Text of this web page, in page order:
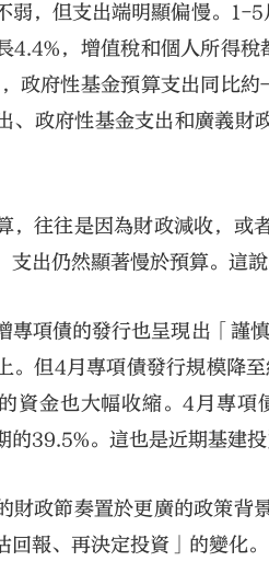
弱，但支出端明顯偏慢。1-
4.4%，增值稅和個人所得
政府性基金預算支出同比
、政府性基金支出和廣義財
，往往是因為財政減收，或
支出仍然顯著慢於預算。這
專項債的發行也呈現出「謹
。但4月專項債發行規模降
資金也大幅收縮。4月專
的39.5%。這也是近期基建
財政節奏置於更廣的政策背
回報、再決定投資」的變化。